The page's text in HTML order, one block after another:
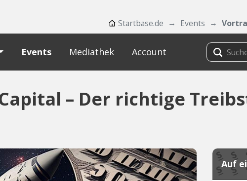
Startbase.de Events
Events Mediathek Account
– Der richtige
Auf